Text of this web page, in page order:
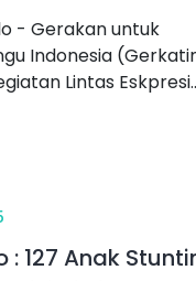
- Gerakan untuk
Indonesia
Lintas
127 Anak